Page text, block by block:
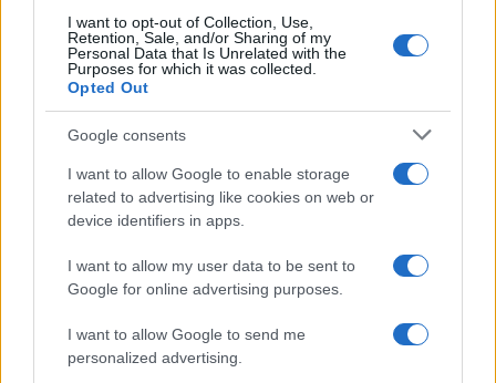
I want to opt-out of Collection, Use,
Retention, Sale, and/or Sharing of my
Personal Data that Is Unrelated with the
Purposes for which it was collected.
Opted Out
Google consents
I want to allow Google to enable storage
related to advertising like cookies on web or
device identifiers in apps.
I want to allow my user data to be sent to
Google for online advertising purposes.
I want to allow Google to send me
personalized advertising.
Υποβολή σχολίου
Όροι Χρήσης. Το site προστατεύεται από reCAPTCHA, ισχύουν
Πολιτική Απορρήτου
&
Κόσμος
ΑΛΚΑΤΡΑΖ
ΝΤΟΝΑΛΝΤ ΤΡΑΜΠ
Ακολουθήστε το Νewsit.gr στοGoogle News
τελευταία νέατης ημέρας